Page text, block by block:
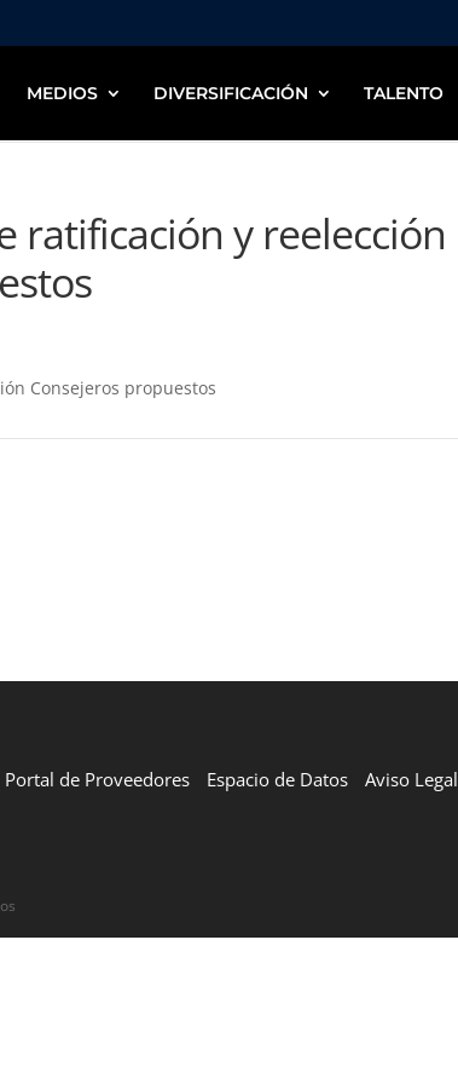
MEDIOS DIVERSIFICACIÓN TALENTO
ratificación y reelección
Consejeros propuestos
Portal de Proveedores Espacio de Datos Aviso Legal